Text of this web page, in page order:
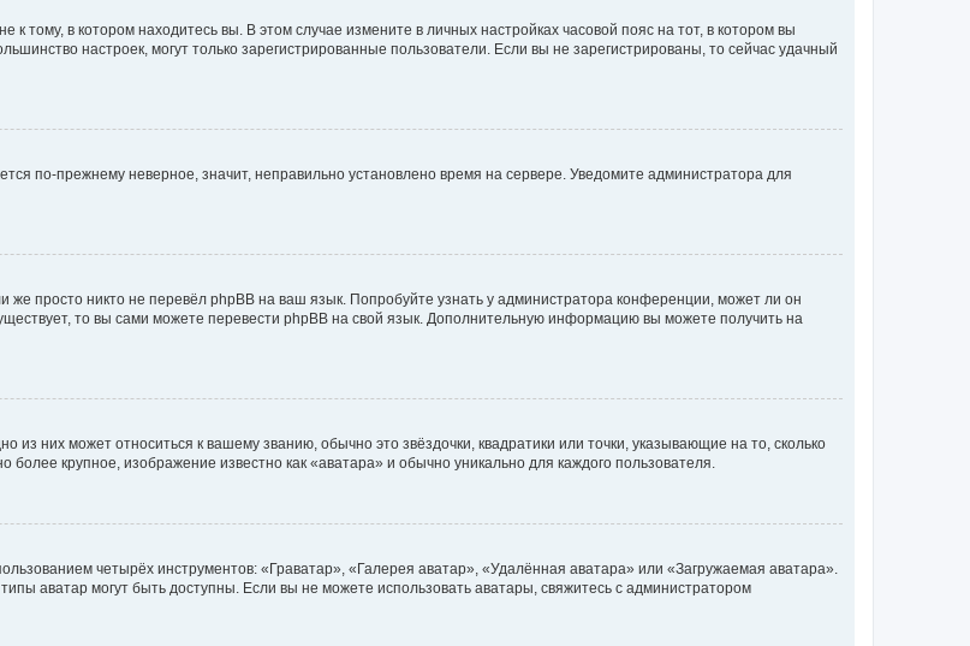
тому, в котором находитесь вы. В этом случае измените в личных настройках часовой пояс на тот, в котором вы
настроек, могут только зарегистрированные пользователи. Если вы не зарегистрированы, то сейчас удачный
по-прежнему неверное, значит, неправильно установлено время на сервере. Уведомите администратора для
просто никто не перевёл phpBB на ваш язык. Попробуйте узнать у администратора конференции, может ли он
то вы сами можете перевести phpBB на свой язык. Дополнительную информацию вы можете получить на
из них может относиться к вашему званию, обычно это звёздочки, квадратики или точки, указывающие на то, сколько
крупное, изображение известно как «аватара» и обычно уникально для каждого пользователя.
четырёх инструментов: «Граватар», «Галерея аватар», «Удалённая аватара» или «Загружаемая аватара».
аватар могут быть доступны. Если вы не можете использовать аватары, свяжитесь с администратором